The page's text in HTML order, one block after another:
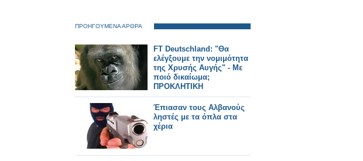
ΠΡΟΗΓΟΥΜΕΝΑ ΑΡΘΡΑ
FT Deutschland: "Θα
ελέγξουμε την νομιμότητα
της Χρυσής Αυγής" - Με
ποιό δικαίωμα;
ΠΡΟΚΛΗΤΙΚΗ
ΠΑΡΕΜΒΑΣΗ ΣΤΑ
ΕΣΩΤΕΡΙΚΑ ΤΗΣ
ΠΑΤΡΙΔΑΣ ΜΑΣ ΑΠΟ ΤΟ
ΤΕΤΑΡΤΟ ΡΑΪΧ!
Έπιασαν τους Αλβανούς
ληστές με τα όπλα στα
χέρια